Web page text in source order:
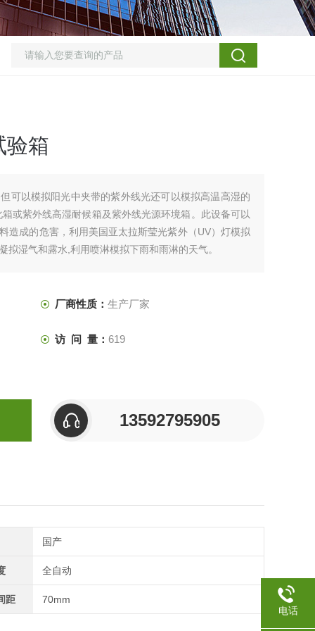
验箱
可以模拟阳光中夹带的紫外线光还可以模拟高温高湿的
或紫外线高湿耐候箱及紫外线光源环境箱。此设备可以
造成的危害，利用美国亚太拉斯莹光紫外（UV）灯模拟
湿气和露水,利用喷淋模拟下雨和雨淋的天气。
厂商性质： 生产厂家
访 问 量： 619
13592795905
国产
全自动
距
70mm
电话